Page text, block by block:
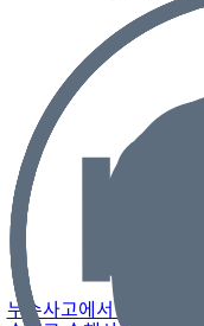
누수사고에서 가장 중요